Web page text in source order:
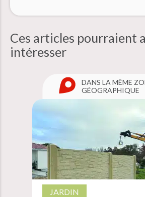
Ces articles pourraient
intéresser
DANS LA MÊME
GÉOGRAPHIQUE
JARDIN